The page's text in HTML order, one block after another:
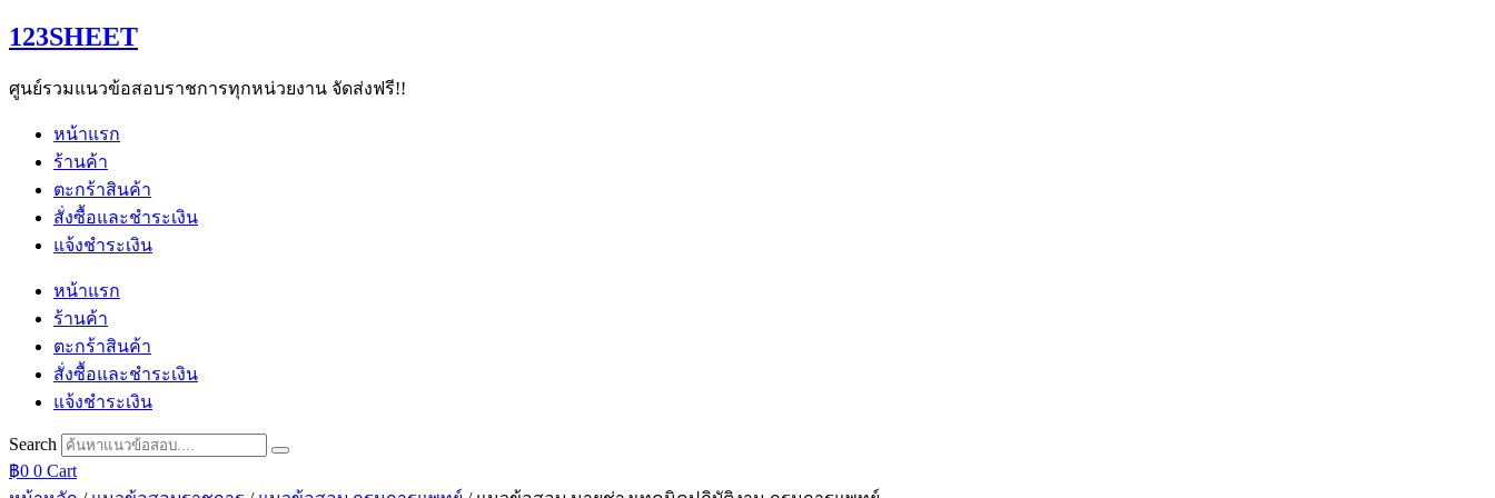
Skip
to
123SHEET
ศูนย์รวมแนวข้อสอบราชการทุกหน่วยงาน จัดส่งฟรี!!
หน้าแรก
ร้านค้า
ตะกร้าสินค้า
สั่งซื้อและชำระเงิน
แจ้งชำระเงิน
หน้าแรก
ร้านค้า
ตะกร้าสินค้า
สั่งซื้อและชำระเงิน
แจ้งชำระเงิน
Search
฿0 0 Cart